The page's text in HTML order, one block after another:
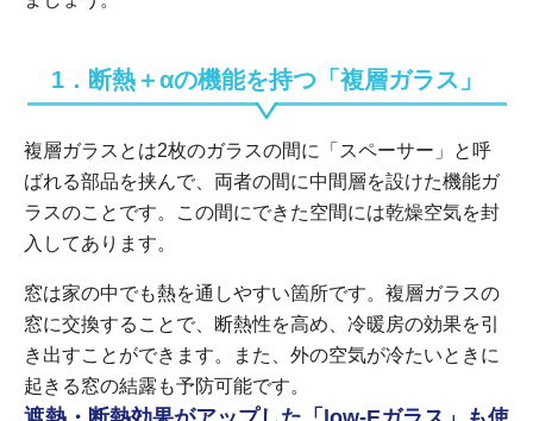
1．断熱＋αの機能を持つ「複層ガラス」
複層ガラスとは2枚のガラスの間に「スペーサー」と呼
ばれる部品を挟んで、両者の間に中間層を設けた機能ガ
ラスのことです。この間にできた空間には乾燥空気を封
入してあります。
窓は家の中でも熱を通しやすい箇所です。複層ガラスの
窓に交換することで、断熱性を高め、冷暖房の効果を引
き出すことができます。また、外の空気が冷たいときに
起きる窓の結露も予防可能です。